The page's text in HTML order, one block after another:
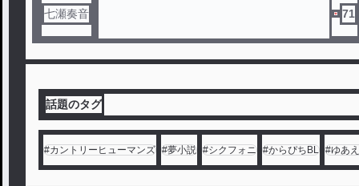
七瀬奏音 71
話題のタグ
#カントリーヒューマンズ #夢小説 #シクフォニ #からぴちBL #ゆあ